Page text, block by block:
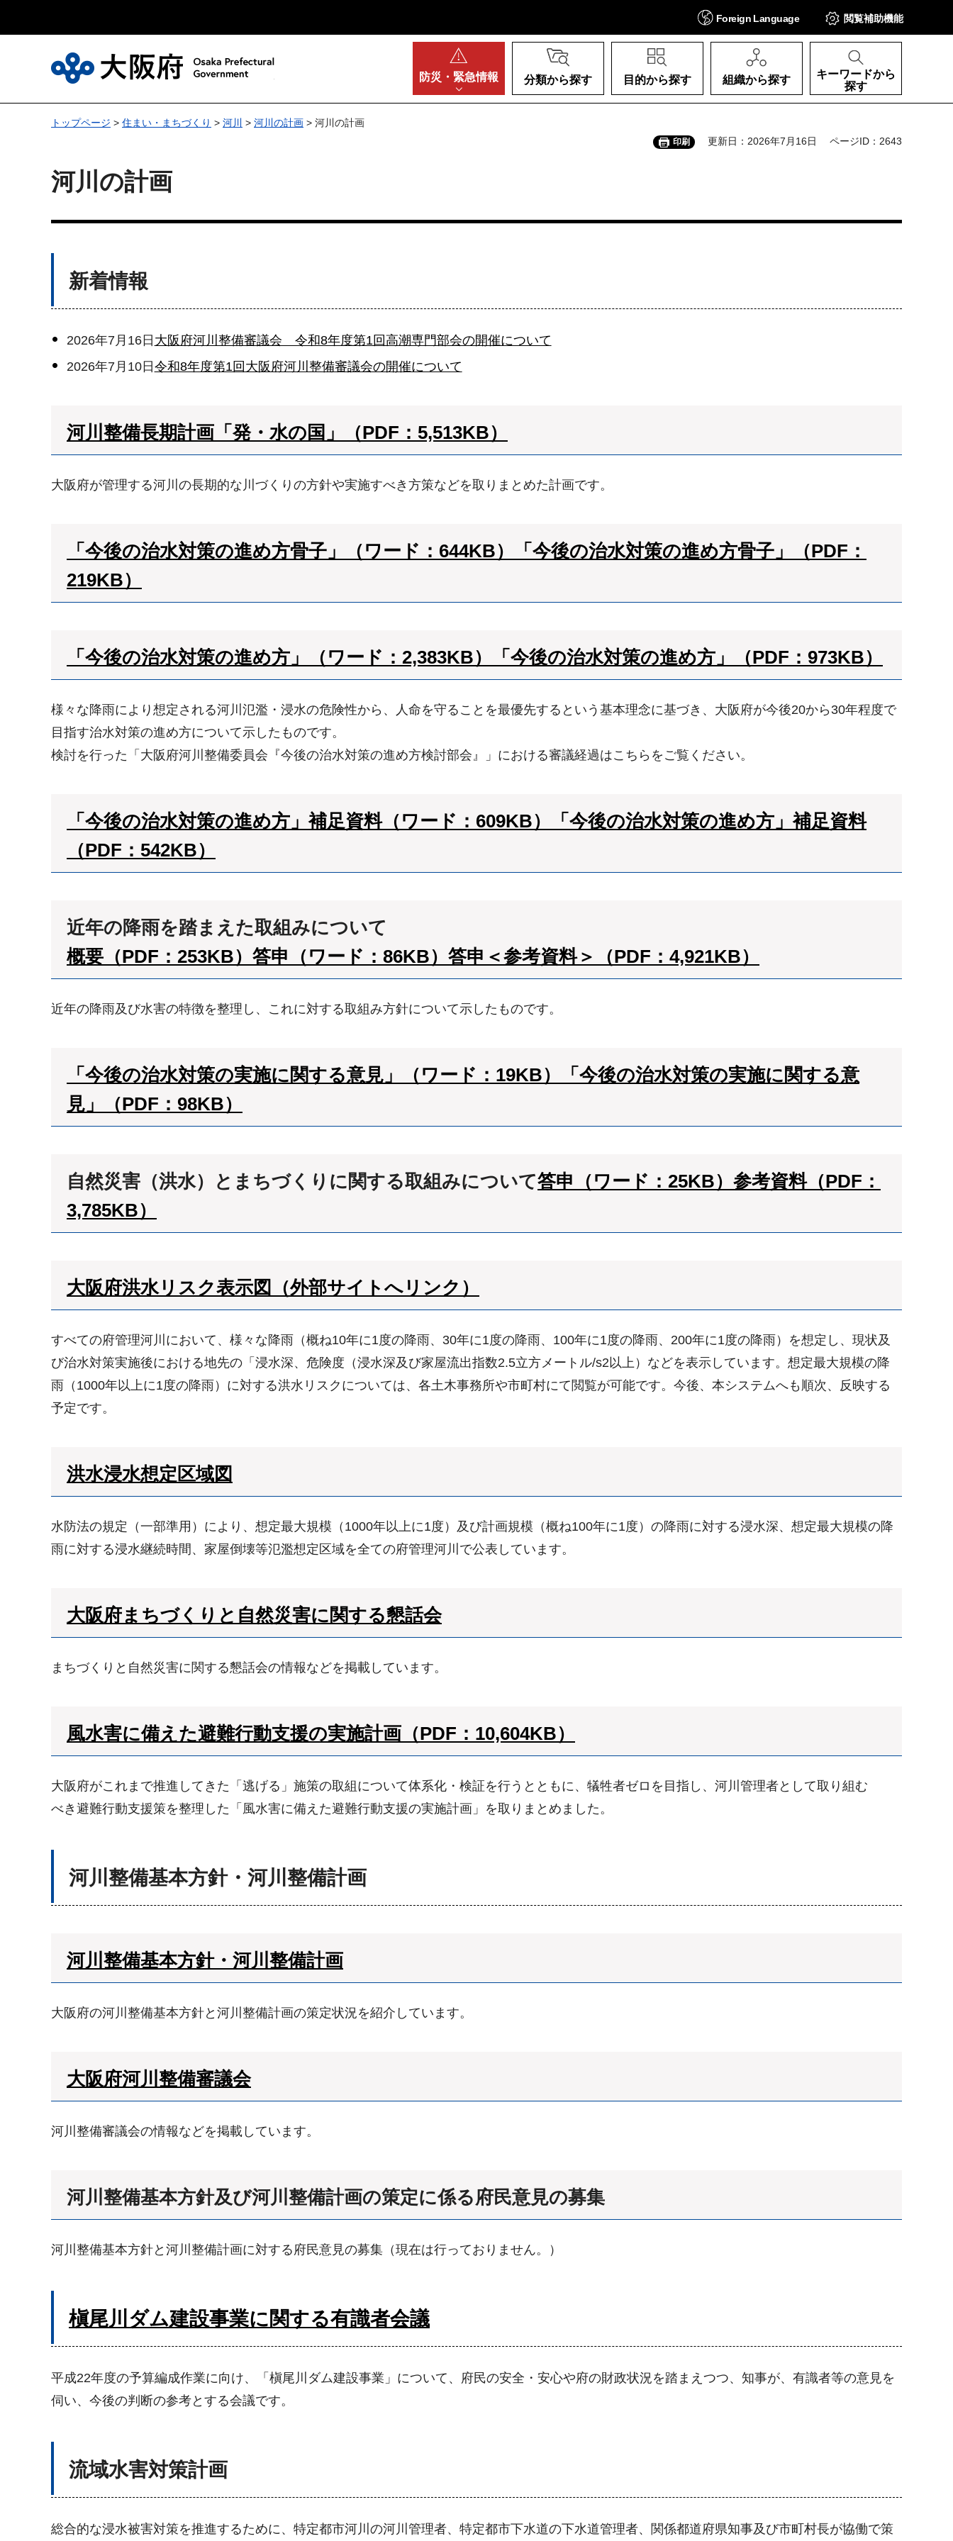
Foreign Language 閲覧補助機能
防災・ 緊急情報 分類から探す 目的から探す 組織から探す
キーワードから
探す
トップページ > 住まい・まちづくり > 河川 > 河川の計画 > 河川の計画
印刷 更新日：2026年7月16日 ページID：2643
河川の計画
新着情報
2026年7月16日 大阪府河川整備審議会 令和8年度第1回高潮専門部会の開催について
2026年7月10日 令和8年度第1回大阪府河川整備審議会の開催について
河川整備長期計画「発・水の国」（PDF：5,513KB）
大阪府が管理する河川の長期的な川づくりの方針や実施すべき方策などを取りまとめた計画です。
「今後の治水対策の進め方骨子」（ワード：644KB）
「今後の治水対策の進め方骨子」（PDF：
219KB）
「今後の治水対策の進め方」（ワード：2,383KB） 「今後の治水対策の進め方」（PDF：973KB）
様々な降雨により想定される河川氾濫・浸水の危険性から、人命を守ることを最優先するという基本理念に基づき、大阪府が今後20から30年程度で
目指す治水対策の進め方について示したものです。
検討を行った「大阪府河川整備委員会『今後の治水対策の進め方検討部会』」における審議経過はこちらをご覧ください。
「今後の治水対策の進め方」補足資料（ワード：609KB）
「今後の治水対策の進め方」補足資料
（PDF：542KB）
近年の降雨を踏まえた取組みについて
概要（PDF：253KB） 答申（ワード：86KB） 答申＜参考資料＞（PDF：4,921KB）
近年の降雨及び水害の特徴を整理し、これに対する取組み方針について示したものです。
「今後の治水対策の実施に関する意見」（ワード：19KB）
「今後の治水対策の実施に関する意
見」（PDF：98KB）
自然災害（洪水）とまちづくりに関する取組みについて答申（ワード：25KB） 参考資料（PDF：
3,785KB）
大阪府洪水リスク表示図（外部サイトへリンク）
すべての府管理河川において、様々な降雨（概ね10年に1度の降雨、30年に1度の降雨、100年に1度の降雨、200年に1度の降雨）を想定し、現状及
び治水対策実施後における地先の「浸水深、危険度（浸水深及び家屋流出指数2.5立方メートル/s2以上）などを表示しています。想定最大規模の降
雨（1000年以上に1度の降雨）に対する洪水リスクについては、各土木事務所や市町村にて閲覧が可能です。今後、本システムへも順次、反映する
予定です。
洪水浸水想定区域図
水防法の規定（一部準用）により、想定最大規模（1000年以上に1度）及び計画規模（概ね100年に1度）の降雨に対する浸水深、想定最大規模の降
雨に対する浸水継続時間、家屋倒壊等氾濫想定区域を全ての府管理河川で公表しています。
大阪府まちづくりと自然災害に関する懇話会
まちづくりと自然災害に関する懇話会の情報などを掲載しています。
風水害に備えた避難行動支援の実施計画（PDF：10,604KB）
大阪府がこれまで推進してきた「逃げる」施策の取組について体系化・検証を行うとともに、犠牲者ゼロを目指し、河川管理者として取り組む
べき避難行動支援策を整理した「風水害に備えた避難行動支援の実施計画」を取りまとめました。
河川整備基本方針・河川整備計画
河川整備基本方針・河川整備計画
大阪府の河川整備基本方針と河川整備計画の策定状況を紹介しています。
大阪府河川整備審議会
河川整備審議会の情報などを掲載しています。
河川整備基本方針及び河川整備計画の策定に係る府民意見の募集
河川整備基本方針と河川整備計画に対する府民意見の募集（現在は行っておりません。）
槇尾川ダム建設事業に関する有識者会議
平成22年度の予算編成作業に向け、「槇尾川ダム建設事業」について、府民の安全・安心や府の財政状況を踏まえつつ、知事が、有識者等の意見を
伺い、今後の判断の参考とする会議です。
流域水害対策計画
総合的な浸水被害対策を推進するために、特定都市河川の河川管理者、特定都市下水道の下水道管理者、関係都道府県知事及び市町村長が協働で策